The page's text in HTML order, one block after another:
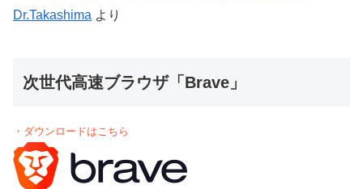
Dr.Takashima より
次世代高速ブラウザ「Brave」
・ダウンロードはこちら